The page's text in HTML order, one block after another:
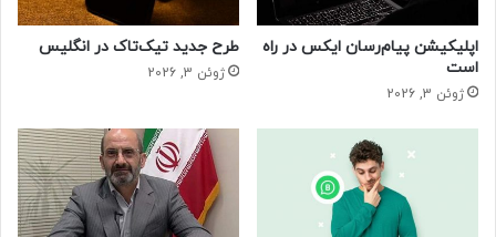
اپلیکیشن پیام‌رسان ایکس در راه
است
ژوئن 3, 2026
طرح جدید تیک‌تاک در انگلیس
ژوئن 3, 2026